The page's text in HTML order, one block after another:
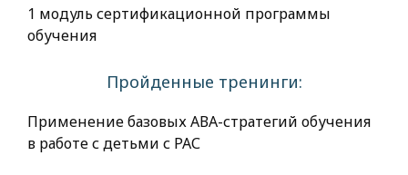
1 модуль сертификационной программы
обучения
Пройденные тренинги:
Применение базовых АВА-стратегий обучения
в работе с детьми с РАС